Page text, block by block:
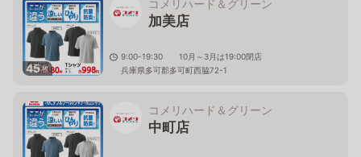
45枚
コメリハード＆グリーン
加美店
9:00-19:30 10月～3月は19:00閉店
兵庫県多可郡多可町西脇72-1
コメリハード＆グリーン
中町店